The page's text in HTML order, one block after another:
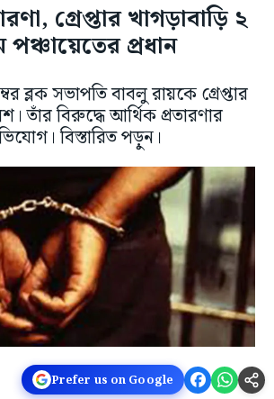
গ্রেপ্তার খাগড়াবাড়ি ২
পঞ্চায়েতের প্রধান
ব্লক সভাপতি বাবলু রায়কে গ্রেপ্তার
তাঁর বিরুদ্ধে আর্থিক প্রতারণার
বিস্তারিত পড়ুন।
Prefer us on Google